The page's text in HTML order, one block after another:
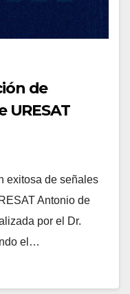
de
exitosa de señales
Antonio de
por el Dr.
el…